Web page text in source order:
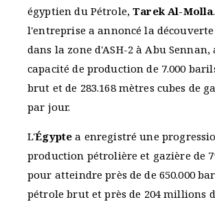
égyptien du Pétrole,Tarek Al-Molla
l'entreprise a annoncé la
dans la zone d'ASH-2 à Abu Sennan,
capacité de production de 7.000
brut et de 283.168 mètres cubes de
par jour.
L'Égypte a enregistré une
production pétrolière et gazière de
pour atteindre près de de 650.000
pétrole brut et près de 204 millions